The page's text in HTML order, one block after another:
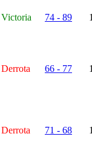
Victoria 74 - 89
Derrota 66 - 77
Derrota 71 - 68